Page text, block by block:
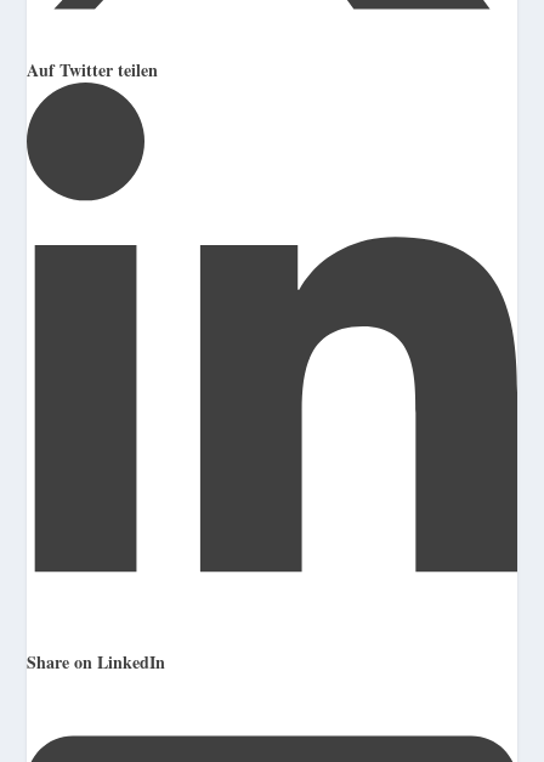
Auf Twitter teilen
Share on LinkedIn